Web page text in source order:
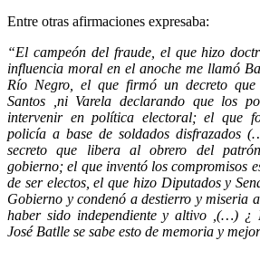
Entre otras afirmaciones expresaba:
“El campeón del fraude, el que hizo
influencia moral en el anoche me llamó
Río Negro, el que firmó un decreto
Santos ,ni Varela declarando que los
intervenir en política electoral; el que
policía a base de soldados disfrazados
secreto que libera al obrero del
gobierno; el que inventó los compromisos
de ser electos, el que hizo Diputados y
Gobierno y condenó a destierro y miseria
haber sido independiente y altivo ,(…) ¿
José Batlle se sabe esto de memoria y